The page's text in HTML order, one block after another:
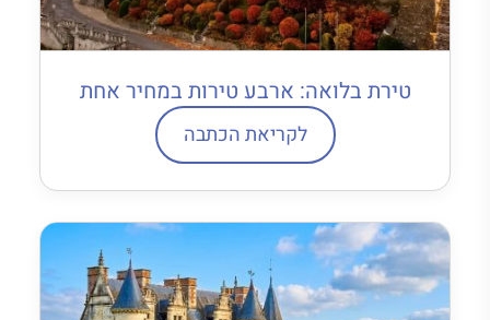
טירת בלואה: ארבע טירות במחיר אחת
לקריאת הכתבה